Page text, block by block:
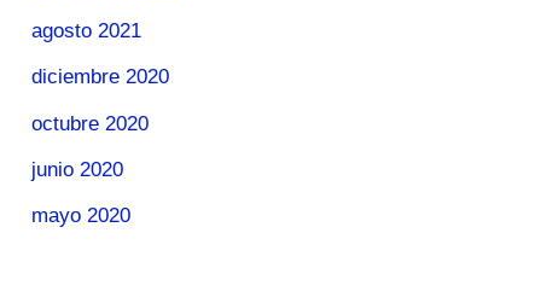
agosto 2021
diciembre 2020
octubre 2020
junio 2020
mayo 2020